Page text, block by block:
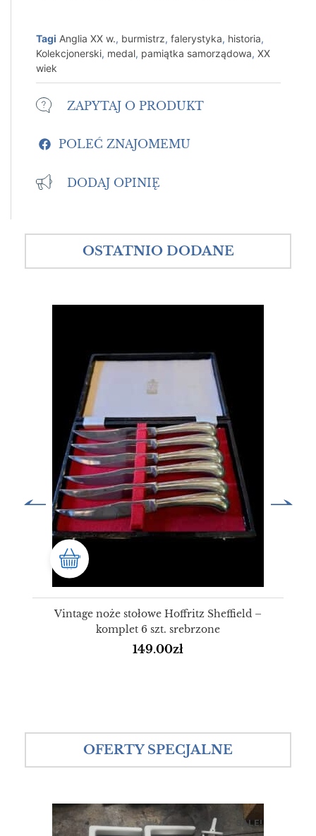
Tagi Anglia XX w., burmistrz, falerystyka, historia,
Kolekcjonerski, medal, pamiątka samorządowa, XX
wiek
ZAPYTAJ O PRODUKT
POLEĆ ZNAJOMEMU
DODAJ OPINIĘ
OSTATNIO DODANE
Vintage noże stołowe Hoffritz Sheffield –
komplet 6 szt. srebrzone
149.00zł
OFERTY SPECJALNE
SALE!